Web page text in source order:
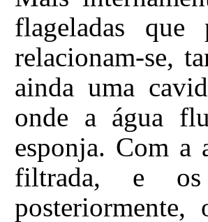
flageladas que
relacionam-se,
ainda uma
onde a água
esponja. Com a
filtrada, e os